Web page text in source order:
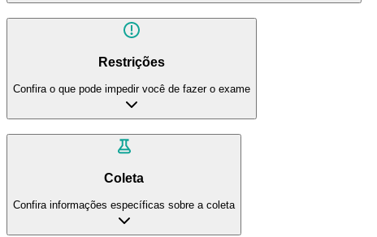
Restrições
Confira o que pode impedir você de fazer o exame
Coleta
Confira informações específicas sobre a coleta